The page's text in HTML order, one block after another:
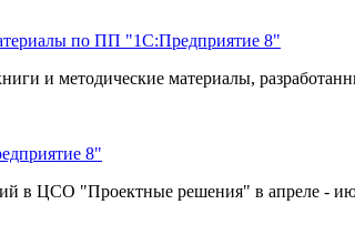
по ПП "1С:Предприятие 8"
и методические материалы,
8"
в ЦСО "Проектные решения" в апреле -